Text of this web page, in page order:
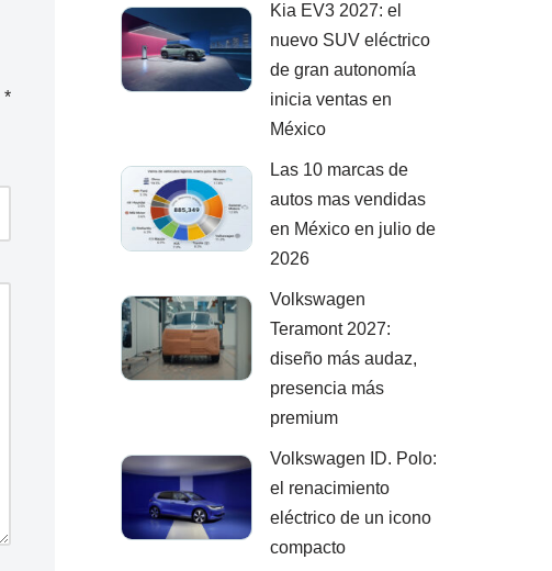
*
Kia EV3 2027: el
nuevo SUV eléctrico
de gran autonomía
inicia ventas en
México
Las 10 marcas de
autos mas vendidas
en México en julio de
2026
Volkswagen
Teramont 2027:
diseño más audaz,
presencia más
premium
Volkswagen ID. Polo:
el renacimiento
eléctrico de un icono
compacto